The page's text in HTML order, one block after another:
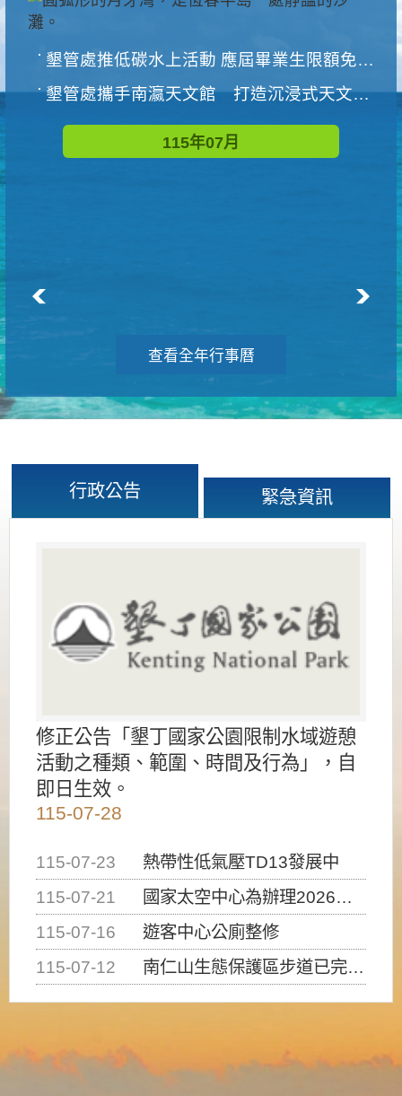
墾管處推低碳水上活動 應屆畢業生限額免費參加
墾管處攜手南瀛天文館 打造沉浸式天文探索營隊
115年07月
查看全年行事曆
行政公告 緊急資訊
修正公告「墾丁國家公園限制水域遊憩
活動之種類、範圍、時間及行為」，自
即日生效。
115-07-28
115-07-23
熱帶性低氣壓TD13發展中
115-07-21
國家太空中心為辦理2026台灣盃火箭競賽，陸、海、空域警戒及協調相關事宜，因颱風備案事宜
115-07-16
遊客中心公廁整修
115-07-12
南仁山生態保護區步道已完成修復，自115年7月13日（星期一）起恢復開放入園，歡迎民眾依規定申請入園....